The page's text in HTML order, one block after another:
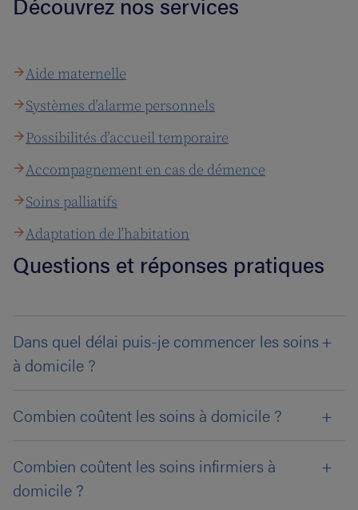
Aide maternelle
Systèmes d’alarme personnels
Possibilités d’accueil temporaire
Accompagnement en cas de démence
Soins palliatifs
Adaptation de l’habitation
Questions et réponses pratiques
Dans quel délai puis-je commencer les soins
à domicile ?
Combien coûtent les soins à domicile ?
Combien coûtent les soins infirmiers à
domicile ?